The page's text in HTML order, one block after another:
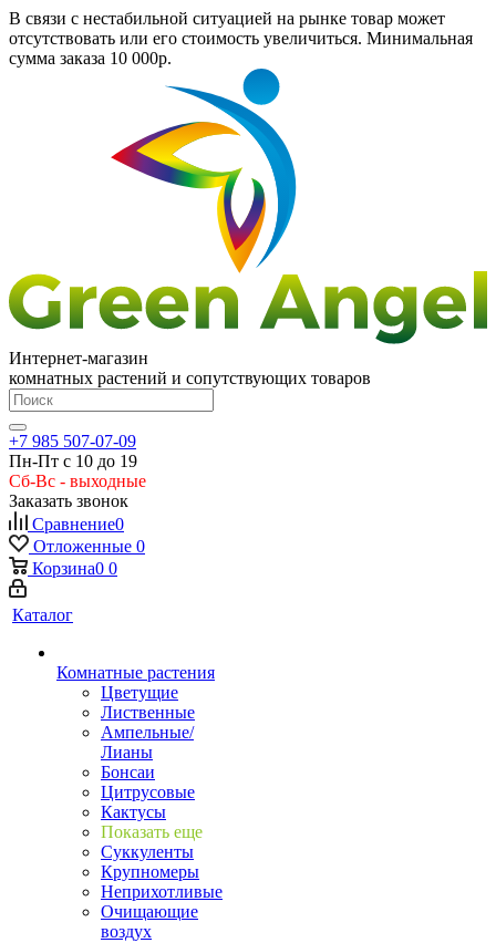
В связи с нестабильной ситуацией на рынке товар может
отсутствовать или его стоимость увеличиться. Минимальная
сумма заказа 10 000р.
Интернет-магазин
комнатных растений и сопутствующих товаров
+7 985 507-07-09
Пн-Пт с 10 до 19
Сб-Вс - выходные
Заказать звонок
Сравнение0
Отложенные 0
Корзина0 0
Каталог
Комнатные растения
Цветущие
Лиственные
Ампельные/
Лианы
Бонсаи
Цитрусовые
Кактусы
Показать еще
Суккуленты
Крупномеры
Неприхотливые
Очищающие
воздух